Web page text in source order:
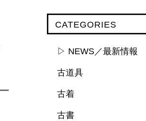
CATEGORIES
▷ NEWS／最新情報
古道具
古着
古書